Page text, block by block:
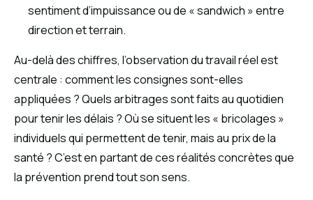
sentiment d’impuissance ou de « sandwich » entre
direction et terrain.
Au-delà des chiffres, l’observation du travail réel est
centrale : comment les consignes sont-elles
appliquées ? Quels arbitrages sont faits au quotidien
pour tenir les délais ? Où se situent les « bricolages »
individuels qui permettent de tenir, mais au prix de la
santé ? C’est en partant de ces réalités concrètes que
la prévention prend tout son sens.